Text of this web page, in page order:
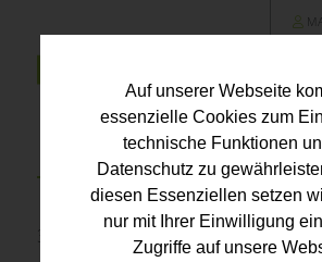
Auf unserer Webseite
essenzielle Cookies zum
technische Funktionen
Datenschutz zu
diesen Essenziellen setzen
nur mit Ihrer Einwilligung
Zugriffe auf unsere
30.08.2025 | Für Heilberufe